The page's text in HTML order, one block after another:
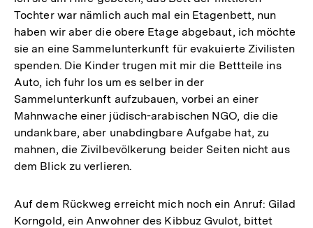
Tochter war nämlich auch mal ein Etagenbett, nun
haben wir aber die obere Etage abgebaut, ich möchte
sie an eine Sammelunterkunft für evakuierte Zivilisten
spenden. Die Kinder trugen mit mir die Bettteile ins
Auto, ich fuhr los um es selber in der
Sammelunterkunft aufzubauen, vorbei an einer
Mahnwache einer jüdisch-arabischen NGO, die die
undankbare, aber unabdingbare Aufgabe hat, zu
mahnen, die Zivilbevölkerung beider Seiten nicht aus
dem Blick zu verlieren.
Auf dem Rückweg erreicht mich noch ein Anruf: Gilad
Korngold, ein Anwohner des Kibbuz Gvulot, bittet